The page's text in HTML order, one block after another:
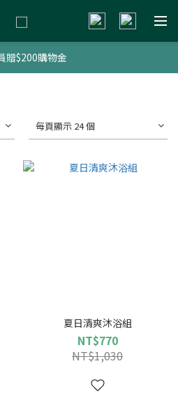
贈$200購物金
贈$200購物金
贈$200購物金
每頁顯示 24 個
夏日清爽沐浴組
NT$770
NT$1,030